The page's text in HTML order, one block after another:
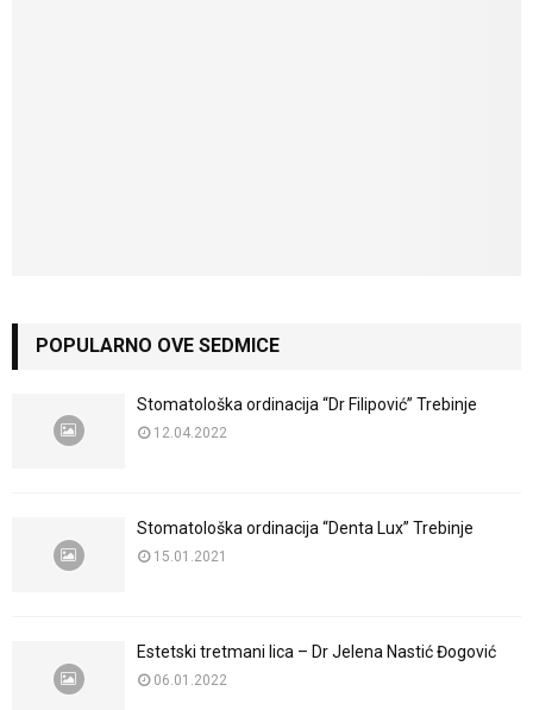
POPULARNO OVE SEDMICE
Stomatološka ordinacija “Dr Filipović” Trebinje
12.04.2022
Stomatološka ordinacija “Denta Lux” Trebinje
15.01.2021
Estetski tretmani lica – Dr Jelena Nastić Đogović
06.01.2022